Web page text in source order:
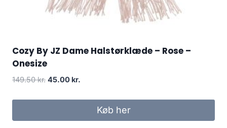
Cozy By JZ Dame Halstørklæde – Rose –
Onesize
149.50kr. Original
was:
45.00 kr.
is:
45.00 kr..
Køb her